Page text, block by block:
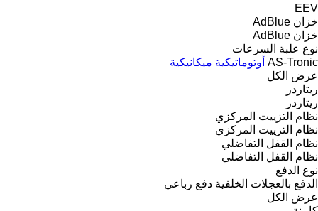
EEV
خزان AdBlue
خزان AdBlue
نوع علبة السرعات
AS-Tronic أوتوماتيكية ميكانيكية
عرض الكل
ريتاردر
ريتاردر
نظام التزييت المركزي
نظام التزييت المركزي
نظام القفل التفاضلي
نظام القفل التفاضلي
نوع الدفع
الدفع بالعجلات الخلفية دفع رباعي
عرض الكل